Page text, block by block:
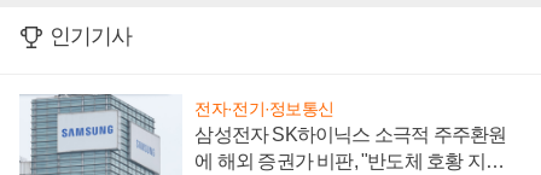
인기기사
전자·전기·정보통신
삼성전자 SK하이닉스 소극적 주주환원
에 해외 증권가 비판, "반도체 호황 지속